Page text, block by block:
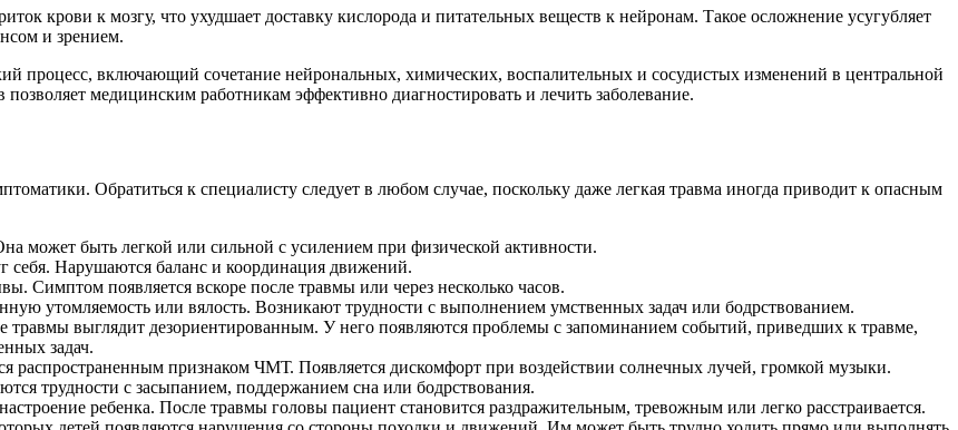
крови к мозгу, что ухудшает доставку кислорода и питательных веществ к нейронам. Такое осложнение усугубляет
и зрением.
процесс, включающий сочетание нейрональных, химических, воспалительных и сосудистых изменений в центральной
медицинским работникам эффективно диагностировать и лечить заболевание.
Обратиться к специалисту следует в любом случае, поскольку даже легкая травма иногда приводит к опасным
может быть легкой или сильной с усилением при физической активности.
Нарушаются баланс и координация движений.
Симптом появляется вскоре после травмы или через несколько часов.
утомляемость или вялость. Возникают трудности с выполнением умственных задач или бодрствованием.
травмы выглядит дезориентированным. У него появляются проблемы с запоминанием событий, приведших к травме,
задач.
распространенным признаком ЧМТ. Появляется дискомфорт при воздействии солнечных лучей, громкой музыки.
трудности с засыпанием, поддержанием сна или бодрствования.
ребенка. После травмы головы пациент становится раздражительным, тревожным или легко расстраивается.